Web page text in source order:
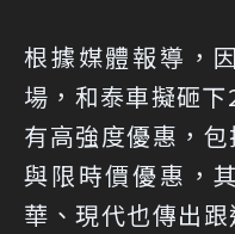
根據媒體報導，
場，和泰車擬砸
有高強度優惠，
與限時價優惠，
華、現代也傳出